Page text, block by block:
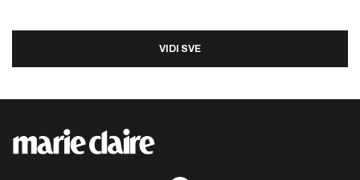
VIDI SVE